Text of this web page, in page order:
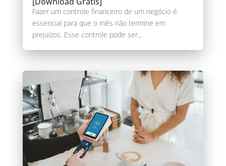
Fazer um controle financeiro de um negócio é
essencial para que o mês não termine em
prejuízos. Esse controle pode ser...